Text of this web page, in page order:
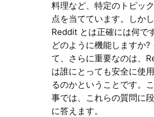
料理など、特定のトピッ
点を当てています。しかし
Reddit とは正確には何で
どのように機能しますか?
て、さらに重要なのは、
は誰にとっても安全に使
るのかということです。
事では、これらの質問に
に答えます。